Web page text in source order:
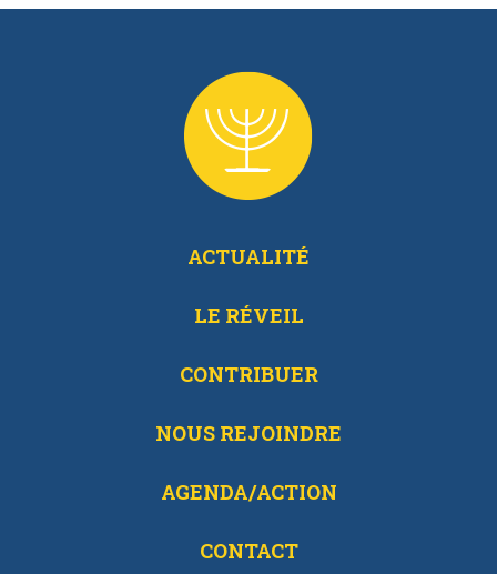
ACTUALITÉ
LE RÉVEIL
CONTRIBUER
NOUS REJOINDRE
AGENDA/ACTION
CONTACT